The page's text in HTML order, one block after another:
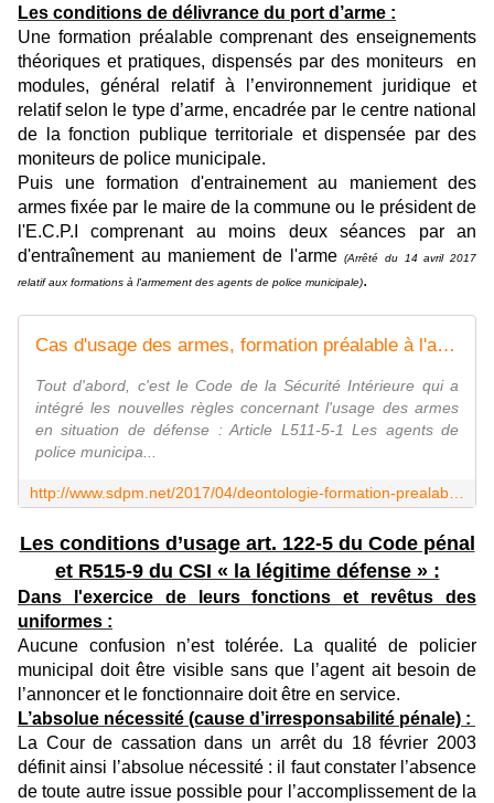
Les conditions de délivrance du port d’arme :
Une formation préalable comprenant des enseignements
théoriques et pratiques, dispensés par des moniteurs en
modules, général relatif à l’environnement juridique et
relatif selon le type d’arme, encadrée par le centre national
de la fonction publique territoriale et dispensée par des
moniteurs de police municipale.
Puis une formation d'entrainement au maniement des
armes fixée par le maire de la commune ou le président de
l'E.C.P.I comprenant au moins deux séances par an
d'entraînement au maniement de l'arme(Arrêté du 14 avril 2017
relatif aux formations à l'armement des agents de police municipale).
Cas d'usage des armes, formation préalable à l'armement, textes publiés - Syndicat de la Police Municipale N°1 : SDPM / National
Tout d'abord, c'est le Code de la Sécurité Intérieure qui a
intégré les nouvelles règles concernant l'usage des armes
en situation de défense : Article L511-5-1 Les agents de
police municipa...
Les conditions d’usage art. 122-5 du Code pénal
et R515-9 du CSI « la légitime défense » :
Dans l'exercice de leurs fonctions et revêtus des
uniformes :
Aucune confusion n’est tolérée. La qualité de policier
municipal doit être visible sans que l’agent ait besoin de
l’annoncer et le fonctionnaire doit être en service.
L’absolue nécessité (cause d’irresponsabilité pénale) :
La Cour de cassation dans un arrêt du 18 février 2003
définit ainsi l’absolue nécessité : il faut constater l’absence
de toute autre issue possible pour l’accomplissement de la